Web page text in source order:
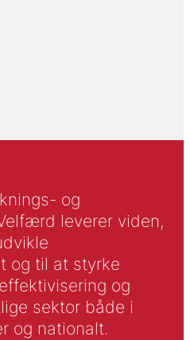
og
leverer viden,
og til at styrke
og
sektor både i
og nationalt.